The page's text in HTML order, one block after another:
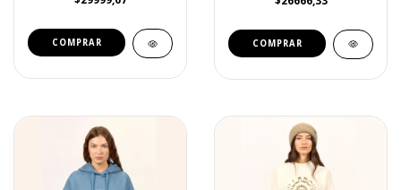
COMPRAR COMPRAR